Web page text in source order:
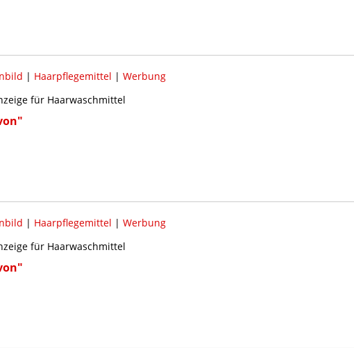
| Haarpflegemittel | Werbung
für Haarwaschmittel
| Haarpflegemittel | Werbung
für Haarwaschmittel